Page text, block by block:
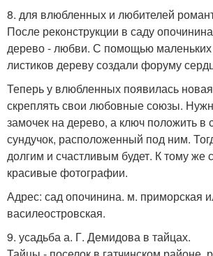
8. для влюбленных и любителей
После реконструкции в саду
дерево - любви. С помощью
листиков дереву создали форуму
Теперь у влюбленных появилась
скреплять свои любовные союзы.
замочек на дерево, а ключ положить в
сундучок, расположенный под ним.
долгим и счастливым будет. К тому же
красивые фотографии.
Адрес: сад опочинина. м. приморская
василеостровская.
9. усадьба а. Г. Демидова в тайцах.